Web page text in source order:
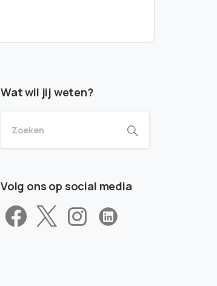
Wat wil jij weten?
Volg ons op social media